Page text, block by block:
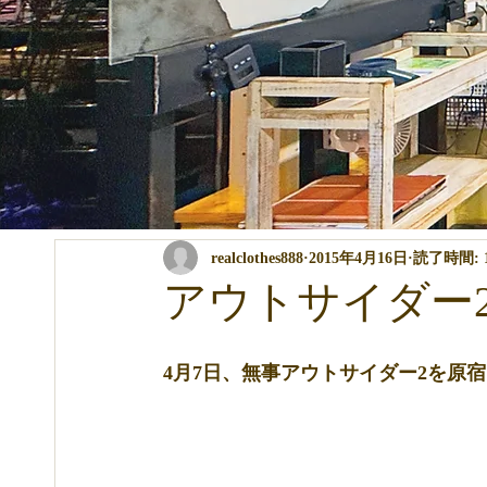
全ての記事 コンテスト・イベント関係 パーマ・カラー・ト
講習関係 ブログ
アウトサイダー
realclothes888 2015年4月16日 読了時間:
4月7日、無事アウトサイダー2を原